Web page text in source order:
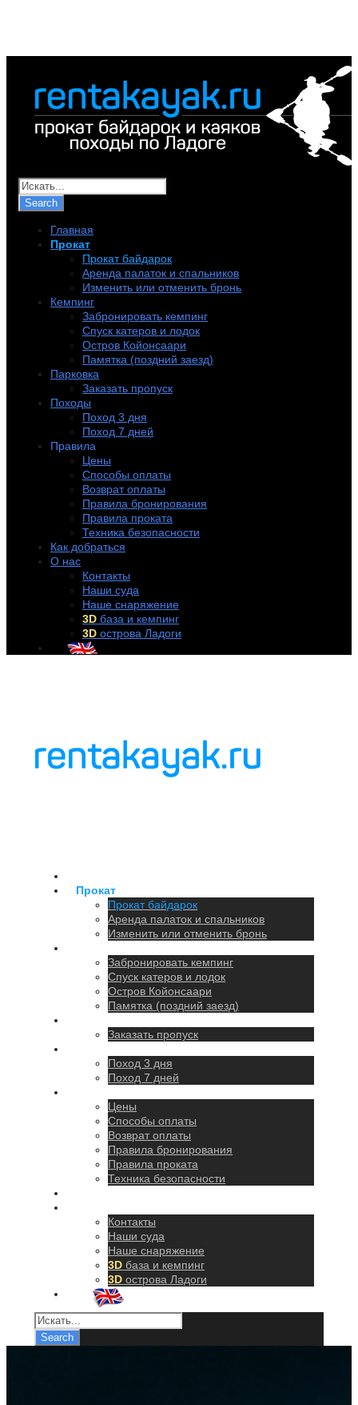
Главная
Прокат
Прокат байдарок
Аренда палаток и спальников
Изменить или отменить бронь
Кемпинг
Забронировать кемпинг
Спуск катеров и лодок
Остров Койонсаари
Памятка (поздний заезд)
Парковка
Заказать пропуск
Походы
Поход 3 дня
Поход 7 дней
Правила
Цены
Способы оплаты
Возврат оплаты
Правила бронирования
Правила проката
Техника безопасности
Как добраться
О нас
Контакты
Наши суда
Наше снаряжение
3D база и кемпинг
3D острова Ладоги
Прокат
Прокат байдарок
Аренда палаток и спальников
Изменить или отменить бронь
Забронировать кемпинг
Спуск катеров и лодок
Остров Койонсаари
Памятка (поздний заезд)
Заказать пропуск
Поход 3 дня
Поход 7 дней
Цены
Способы оплаты
Возврат оплаты
Правила бронирования
Правила проката
Техника безопасности
Контакты
Наши суда
Наше снаряжение
3D база и кемпинг
3D острова Ладоги